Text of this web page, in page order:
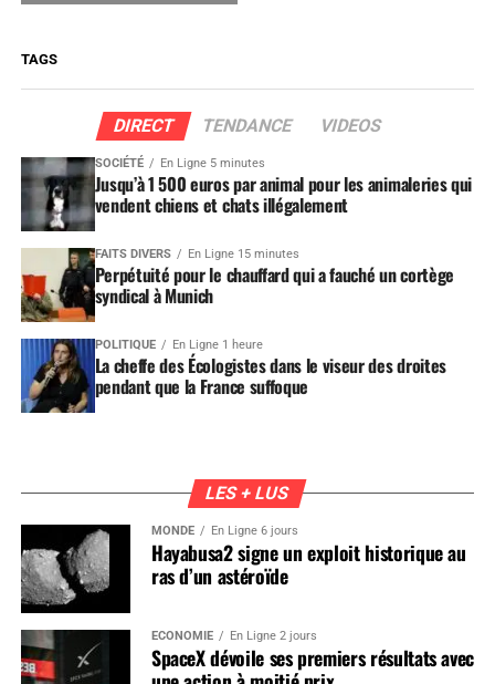
TAGS
DIRECT TENDANCE VIDEOS
SOCIÉTÉ En Ligne 5 minutes
Jusqu’à 1 500 euros par animal pour les animaleries qui
vendent chiens et chats illégalement
FAITS DIVERS En Ligne 15 minutes
Perpétuité pour le chauffard qui a fauché un cortège
syndical à Munich
POLITIQUE En Ligne 1 heure
La cheffe des Écologistes dans le viseur des droites
pendant que la France suffoque
LES + LUS
MONDE En Ligne 6 jours
Hayabusa2 signe un exploit historique au
ras d’un astéroïde
ÉCONOMIE En Ligne 2 jours
SpaceX dévoile ses premiers résultats avec